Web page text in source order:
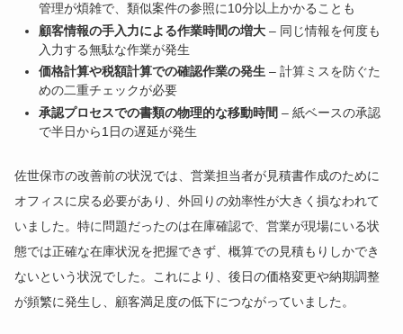
管理が煩雑で、類似案件の参照に10分以上かかることも
顧客情報の手入力による作業時間の増大 – 同じ情報を何度も
入力する無駄な作業が発生
価格計算や税額計算での確認作業の発生 – 計算ミスを防ぐた
めの二重チェックが必要
承認プロセスでの書類の物理的な移動時間 – 紙ベースの承認
で半日から1日の遅延が発生
佐世保市の改善前の状況では、営業担当者が見積書作成のために
オフィスに戻る必要があり、外回りの効率性が大きく損なわれて
いました。特に問題だったのは在庫確認で、営業が現場にいる状
態では正確な在庫状況を把握できず、概算での見積もりしかでき
ないという状況でした。これにより、後日の価格変更や納期調整
が頻繁に発生し、顧客満足度の低下につながっていました。